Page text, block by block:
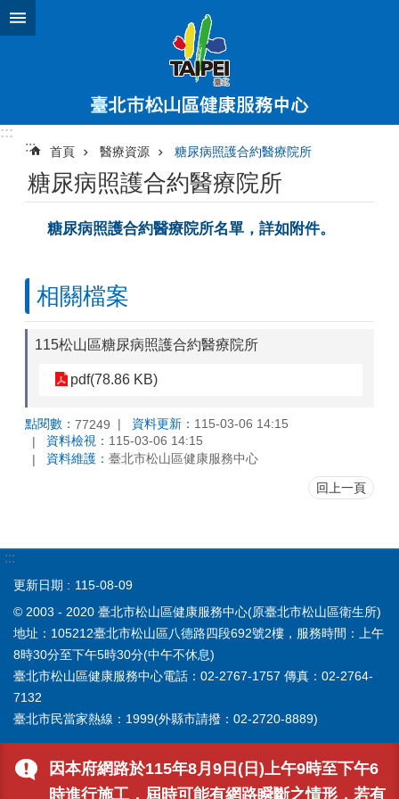
跳到主要內容區塊
:::
因本府網路於115年8月9日(日)上午9時至下午6
時進行施工，屆時可能有網路瞬斷之情形，若有
::: 首頁 醫療資源 糖尿病照護合約醫療院所
糖尿病照護合約醫療院所
糖尿病照護合約醫療院所名單，詳如附件。
相關檔案
115松山區糖尿病照護合約醫療院所
pdf(78.86 KB)
點閱數： 77249 資料更新： 115-03-06 14:15
資料檢視： 115-03-06 14:15
資料維護： 臺北市松山區健康服務中心
回上一頁
:::
更新日期
115-08-09
© 2003 - 2020 臺北市松山區健康服務中心(原臺北市松山區衛生所)
地址：105212臺北市松山區八德路四段692號2樓，服務時間：上午
8時30分至下午5時30分(中午不休息)
臺北市松山區健康服務中心電話：02-2767-1757 傳真：02-2764-
7132
臺北市民當家熱線：1999(外縣市請撥：02-2720-8889)